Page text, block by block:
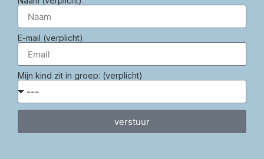
E-mail (verplicht)
Mijn kind zit in groep: (verplicht)
verstuur